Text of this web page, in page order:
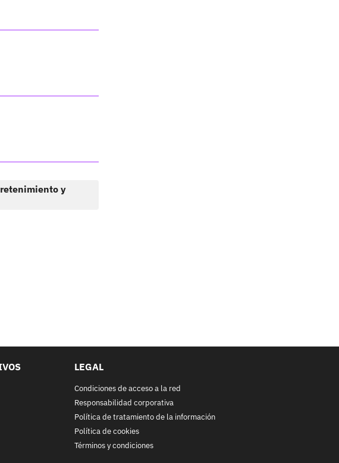
y
LEGAL
Condiciones de acceso a la red
Responsabilidad corporativa
Política de tratamiento de la información
Política de cookies
Términos y condiciones